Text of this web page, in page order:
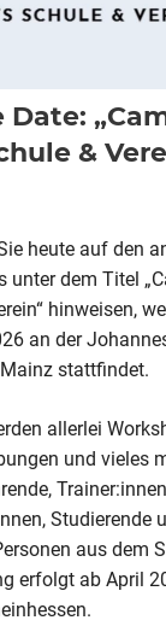
Date:
&
heute auf den
unter dem Titel
hinweisen,
an der
stattfindet.
allerlei
und vieles
Studierende
aus dem
erfolgt ab April